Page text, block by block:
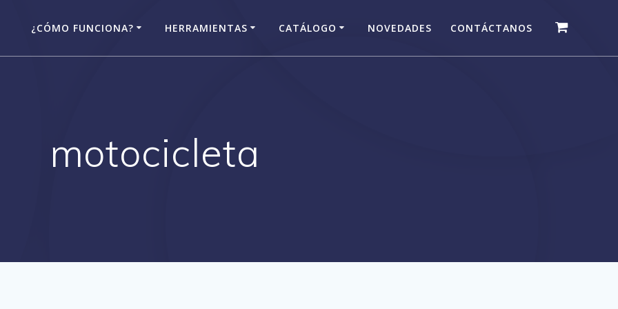
¿CÓMO FUNCIONA? HERRAMIENTAS CATÁLOGO NOVEDADES CONTÁCTANOS
motocicleta